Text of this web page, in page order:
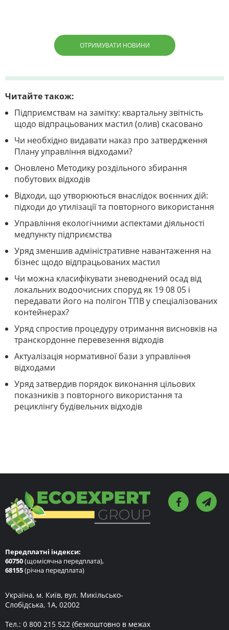
ОТРИМУВАТИ НОВИНИ
Читайте також:
Підприємствам на замітку: квартальну звітність
щодо відпрацьованих мастил (олив) скасовано
Чи необхідно видавати наказ про затвердження
Плану управління відходами?
Оновлено Методику роздільного збирання
побутових відходів
Відходи, що утворюються внаслідок воєнних дій:
підходи до утилізації та повторного використання
Управління екологічними аспектами діяльності
медпункту підприємства
Уряд зменшив адміністративне навантаження на
бізнес щодо відпрацьованих мастил
Чи можна класифікувати зневоднений осад від
локальних водоочисних споруд як 19 08 05 і
передавати його на полігон ТПВ у спеціалізованих
контейнерах?
Уряд спростив процедуру отримання висновків на
транскордонне перевезення відходів
Актуалізація нормативної бази з управління
відходами
Уряд затвердив порядок виконання цільових
показників з повторного використання та
рециклінгу будівельних відходів
Передплатні індекси:
60750(щомісячна передплата),
68155(річна передплата)
Україна, м. Київ, вул. Микільсько-
Слобідська, 1А, 02002
Тел.: 0 800 215 522 (безкоштовно в межах